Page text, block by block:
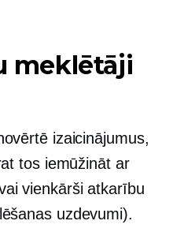
meklētāji
izaicinājumus,
tos iemūžināt ar
vienkārši atkarību
uzdevumi).